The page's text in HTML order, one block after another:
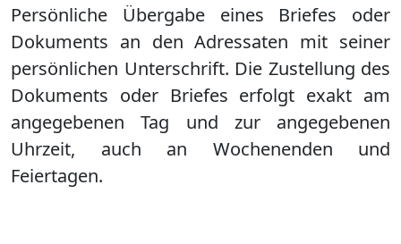
Persönliche Übergabe eines Briefes oder
Dokuments an den Adressaten mit seiner
persönlichen Unterschrift. Die Zustellung des
Dokuments oder Briefes erfolgt exakt am
angegebenen Tag und zur angegebenen
Uhrzeit, auch an Wochenenden und
Feiertagen.